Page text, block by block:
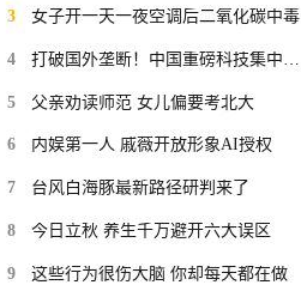
3 女子开一天一夜空调后二氧化碳中毒
4
5 父亲劝读师范 女儿偏要考北大
6 内娱第一人 戚薇开放形象AI授权
7 台风白海豚最新路径研判来了
8 今日立秋 养生千万避开六大误区
9 这些行为很伤大脑 你却每天都在做